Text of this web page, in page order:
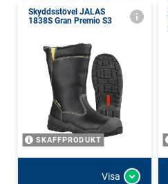
Skyddsstövel JALAS
1838S Gran Premio S3
SKAFFPRODUKT
Visa